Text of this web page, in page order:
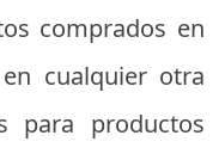
comprados en
cualquier otra
para productos